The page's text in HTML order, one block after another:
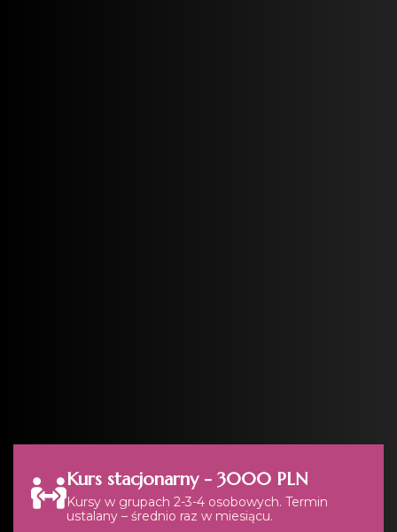
Kurs stacjonarny - 3000 PLN
Kursy w grupach 2-3-4 osobowych. Termin
ustalany – średnio raz w miesiącu.